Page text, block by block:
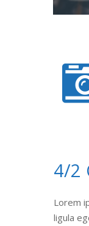
4/2
Lorem
ligula